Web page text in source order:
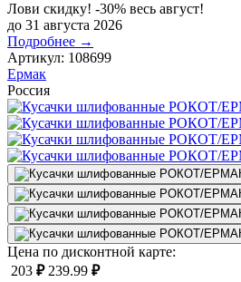
Лови скидку! -30% весь август!
до 31 августа 2026
Подробнее →
Артикул: 108699
Ермак
Россия
Цена по дисконтной карте:
203 ₽ 239.99 ₽